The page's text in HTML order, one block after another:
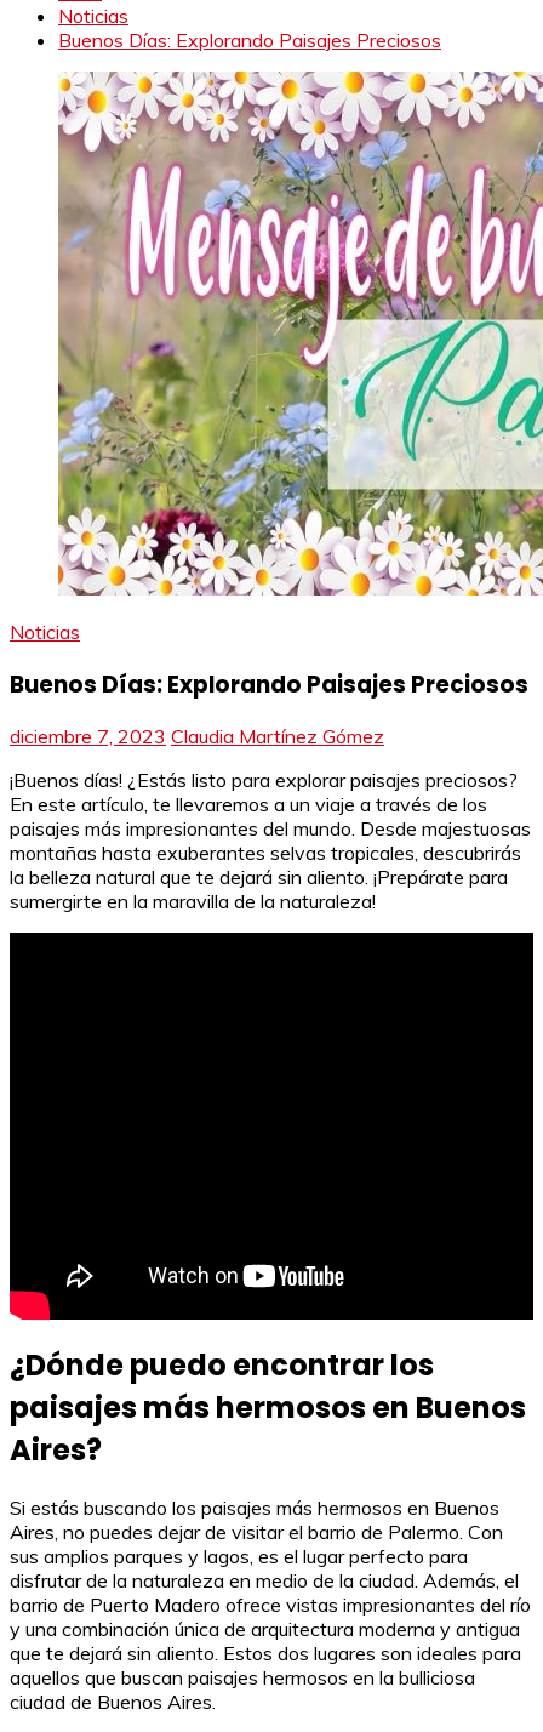
Noticias
Buenos Días: Explorando Paisajes Preciosos
Noticias
Buenos Días: Explorando Paisajes Preciosos
diciembre 7, 2023 Claudia Martínez Gómez
¡Buenos días! ¿Estás listo para explorar paisajes preciosos?
En este artículo, te llevaremos a un viaje a través de los
paisajes más impresionantes del mundo. Desde majestuosas
montañas hasta exuberantes selvas tropicales, descubrirás
la belleza natural que te dejará sin aliento. ¡Prepárate para
sumergirte en la maravilla de la naturaleza!
¿Dónde puedo encontrar los
paisajes más hermosos en Buenos
Aires?
Si estás buscando los paisajes más hermosos en Buenos
Aires, no puedes dejar de visitar el barrio de Palermo. Con
sus amplios parques y lagos, es el lugar perfecto para
disfrutar de la naturaleza en medio de la ciudad. Además, el
barrio de Puerto Madero ofrece vistas impresionantes del río
y una combinación única de arquitectura moderna y antigua
que te dejará sin aliento. Estos dos lugares son ideales para
aquellos que buscan paisajes hermosos en la bulliciosa
ciudad de Buenos Aires.